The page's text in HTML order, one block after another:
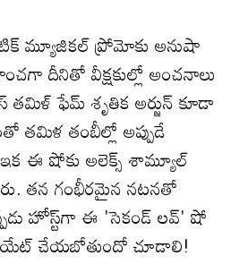
మ్యూజికల్ ప్రోమోకు అనుషా
దీనితో వీక్షకుల్లో అంచనాలు
ఫేమ్ శృతిక అర్జున్ కూడా
తంబీల్లో అప్పుడే
ఈ షోకు అలెక్స్ శామ్యూల్
తన గంభీరమైన నటనతో
హోస్ట్‌గా ఈ 'సెకండ్ లవ్' షో
చేయబోతుందో చూడాలి!